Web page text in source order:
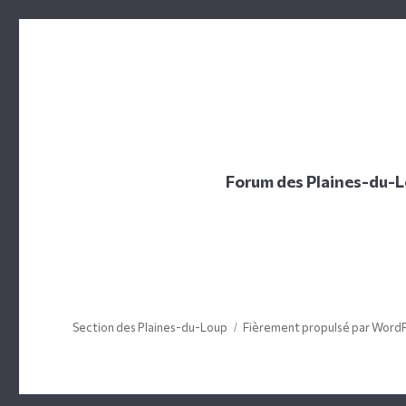
Forum des Plaines-du-
Section des Plaines-du-Loup Fièrement propulsé par